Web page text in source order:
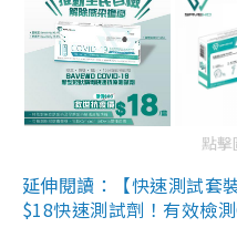
點
延伸閱讀：【快速測試套
$18快速測試劑！有效檢